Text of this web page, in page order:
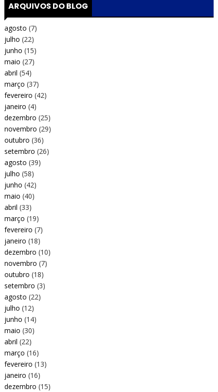
ARQUIVOS DO BLOG
agosto (7)
julho (22)
junho (15)
maio (27)
abril (54)
março (37)
fevereiro (42)
janeiro (4)
dezembro (25)
novembro (29)
outubro (36)
setembro (26)
agosto (39)
julho (58)
junho (42)
maio (40)
abril (33)
março (19)
fevereiro (7)
janeiro (18)
dezembro (10)
novembro (7)
outubro (18)
setembro (3)
agosto (22)
julho (12)
junho (14)
maio (30)
abril (22)
março (16)
fevereiro (13)
janeiro (16)
dezembro (15)